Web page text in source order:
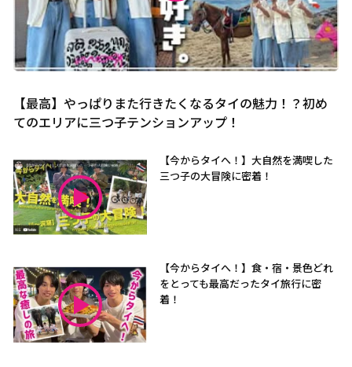
【最高】やっぱりまた行きたくなるタイの魅力！？初め
てのエリアに三つ子テンションアップ！
【今からタイへ！】大自然を満喫した
三つ子の大冒険に密着！
【今からタイへ！】食・宿・景色どれ
をとっても最高だったタイ旅行に密
着！